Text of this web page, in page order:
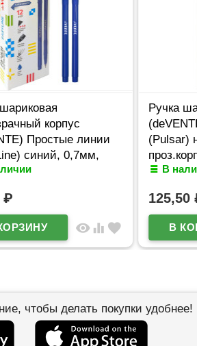
корпус
Простые линии
синий, 0,7мм,
корпус
₽
visibility equalizer favorite
Ручка
(Pulsar)
В
125,50
чтобы делать покупки удобнее!